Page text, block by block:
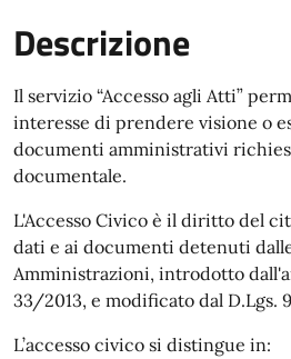
Descrizione
Il servizio “Accesso agli Atti”
interesse di prendere visione o
documenti amministrativi
documentale.
L'Accesso Civico è il diritto del
dati e ai documenti detenuti
Amministrazioni, introdotto
33/2013, e modificato dal D.Lgs.
L’accesso civico si distingue in: